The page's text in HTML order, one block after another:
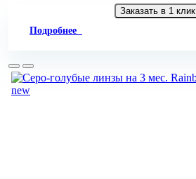
Заказать в 1 клик
Подробнее
new